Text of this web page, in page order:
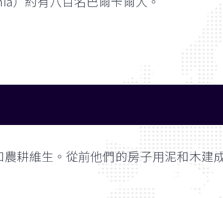
耕維生。從前他們的房子用泥和木